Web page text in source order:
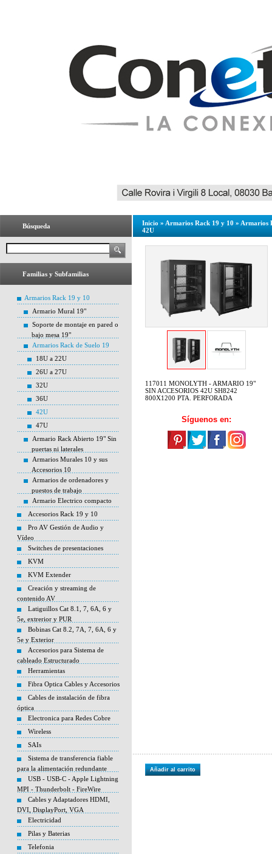
Búsqueda
Familias y Subfamilias
Armarios Rack 19 y 10
Armario Mural 19"
Soporte de montaje en pared o
bajo mesa 19"
Armarios Rack de Suelo 19
18U a 22U
26U a 27U
32U
36U
42U
47U
Armario Rack Abierto 19" Sin
puertas ni laterales
Armarios Murales 10 y sus
Accesorios 10
Armarios de ordenadores y
puestos de trabajo
Armario Electrico compacto
Accesorios Rack 19 y 10
Pro AV Gestión de Audio y
Vídeo
Switches de presentaciones
KVM
KVM Extender
Creación y streaming de
contenido AV
Latiguillos Cat 8.1, 7, 6A, 6 y
5e, extrerior y PUR
Bobinas Cat 8.2, 7A, 7, 6A, 6 y
5e y Exterior
Accesorios para Sistema de
cableado Estructurado
Herramientas
Fibra Optica Cables y Accesorios
Cables de instalación de fibra
óptica
Electronica para Redes Cobre
Wireless
SAIs
Sistema de transferencia fiable
para la alimentación redundante
USB - USB-C - Apple Lightning
MPI - Thunderbolt - FireWire
Cables y Adaptadores HDMI,
DVI, DisplayPort, VGA
Electricidad
Pilas y Baterias
Telefonia
Inicio » Armarios Rack 19 y 10 » Armarios
42U
117011 MONOLYTH - ARMARIO 19"
SIN ACCESORIOS 42U SH8242
800X1200 PTA. PERFORADA
Síguenos en:
Añadir al carrito